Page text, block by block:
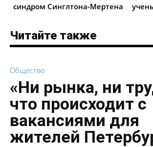
синдром Синглтона-Мертена
Читайте также
Общество
«Ни рынка, ни
что происходит с
вакансиями для
жителей